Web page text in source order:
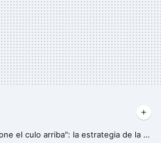
"Un minuto de silla te pone el culo arriba": la estrategia de la modelo Ariadne Artiles para hacer actividad física cuando tenemos poco tiempo